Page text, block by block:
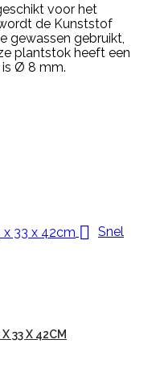
voor het
de Kunststof
gewassen gebruikt,
plantstok heeft een
Ø 8 mm.
 Snel
33 X 42CM